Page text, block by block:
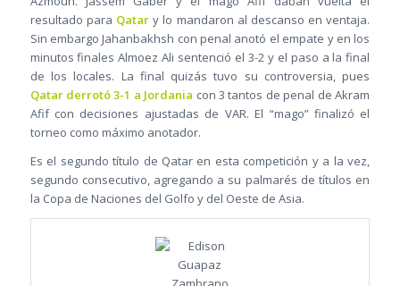
resultado para Qatar y lo mandaron al descanso en ventaja.
Sin embargo Jahanbakhsh con penal anotó el empate y en los
minutos finales Almoez Ali sentenció el 3-2 y el paso a la final
de los locales. La final quizás tuvo su controversia, pues
Qatar derrotó 3-1 a Jordania con 3 tantos de penal de Akram
Afif con decisiones ajustadas de VAR. El “mago” finalizó el
torneo como máximo anotador.
Es el segundo título de Qatar en esta competición y a la vez,
segundo consecutivo, agregando a su palmarés de títulos en
la Copa de Naciones del Golfo y del Oeste de Asia.